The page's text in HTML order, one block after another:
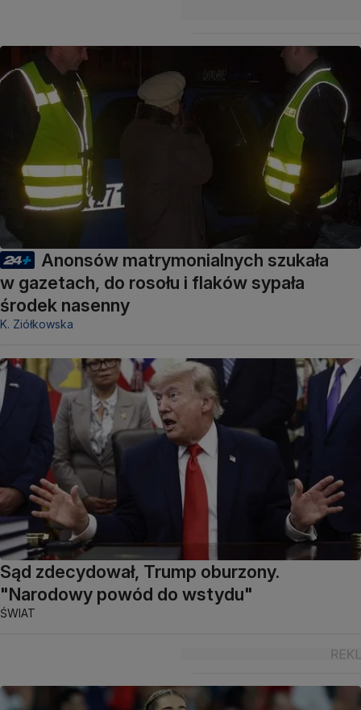
Anonsów matrymonialnych szukała
w gazetach, do rosołu i flaków sypała
środek nasenny
K. Ziółkowska
Sąd zdecydował, Trump oburzony.
"Narodowy powód do wstydu"
ŚWIAT